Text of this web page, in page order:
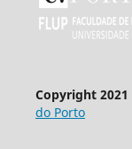
Copyright 2021
do Porto